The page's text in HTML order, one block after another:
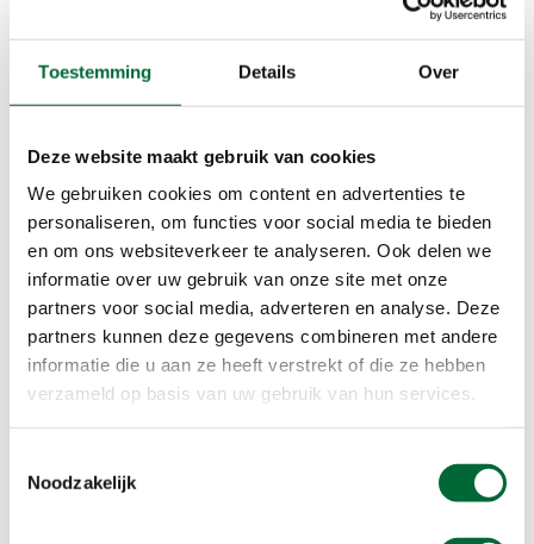
Toestemming Details Over
Deze website maakt gebruik van cookies
We gebruiken cookies om content en advertenties te
personaliseren, om functies voor social media te bieden
en om ons websiteverkeer te analyseren. Ook delen we
informatie over uw gebruik van onze site met onze
partners voor social media, adverteren en analyse. Deze
partners kunnen deze gegevens combineren met andere
informatie die u aan ze heeft verstrekt of die ze hebben
verzameld op basis van uw gebruik van hun services.
Noodzakelijk
Trillemarka Rollagsfjell-bos,
Noorwegen
Schrikt kou je niet af, dan is een tripje naar
Noorwegen zeker de moeite waard. Een aanrader
voor prachtige boswandelingen is het Trillemarka
Rollagsfjell-bos, gelegen in Nationaal Park
Hardangervidda en op het grootste bergplateau
van Noord-Europa. Het bos bestaat voornamelijk
uit loofbomen. Van kale rotsen tot oude
moerassen en bijzondere flora en fauna, in
Trillemarka Rollagsfjell is het allemaal te vinden.